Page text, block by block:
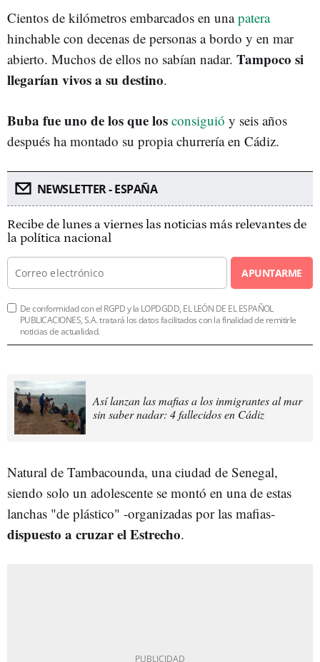
Cientos de kilómetros embarcados en unapatera
hinchable con decenas de personas a bordo y en mar
abierto. Muchos de ellos no sabían nadar. Tampoco si
llegarían vivos a su destino.
Buba fue uno de los que los consiguió y seis años
después ha montado su propia churrería en Cádiz.
NEWSLETTER - ESPAÑA
Recibe de lunes a viernes las noticias más relevantes de
la política nacional
APUNTARME
De conformidad con el RGPD y la LOPDGDD, EL LEÓN DE EL ESPAÑOL
PUBLICACIONES, S.A. tratará los datos facilitados con la finalidad de remitirle
noticias de actualidad.
Así lanzan las mafias a los inmigrantes al mar
sin saber nadar: 4 fallecidos en Cádiz
Natural de Tambacounda, una ciudad de Senegal,
siendo solo un adolescente se montó en una de estas
lanchas "de plástico" -organizadas por las mafias-
dispuesto a cruzar el Estrecho.